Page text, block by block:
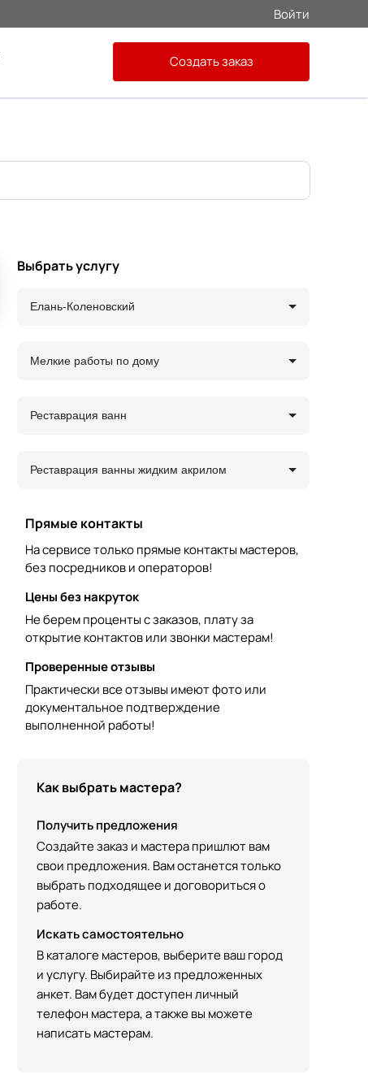
Войти
Создать заказ
Выбрать услугу
Елань-Коленовский
Мелкие работы по дому
Реставрация ванн
Реставрация ванны жидким акрилом
Прямые контакты
На сервисе только прямые контакты мастеров,
без посредников и операторов!
Цены без накруток
Не берем проценты с заказов, плату за
открытие контактов или звонки мастерам!
Проверенные отзывы
Практически все отзывы имеют фото или
документальное подтверждение
выполненной работы!
Как выбрать мастера?
Получить предложения
Создайте заказ и мастера пришлют вам
свои предложения. Вам останется только
выбрать подходящее и договориться о
работе.
Искать самостоятельно
В каталоге мастеров, выберите ваш город
и услугу. Выбирайте из предложенных
анкет. Вам будет доступен личный
телефон мастера, а также вы можете
написать мастерам.